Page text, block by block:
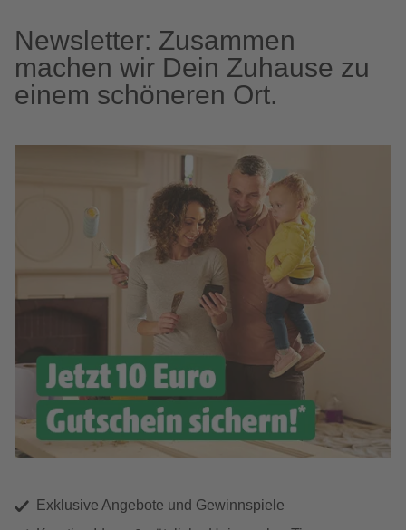
Newsletter: Zusammen
machen wir Dein Zuhause zu
einem schöneren Ort.
Exklusive Angebote und Gewinnspiele